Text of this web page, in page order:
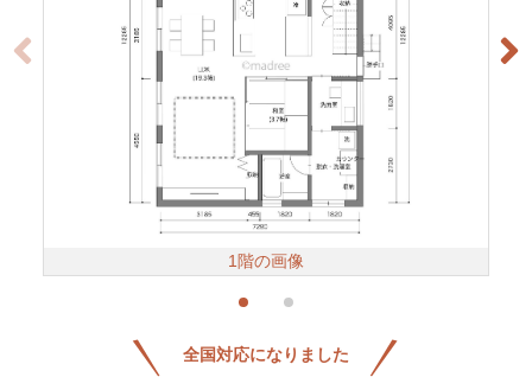
1階の画像
全国対応になりました